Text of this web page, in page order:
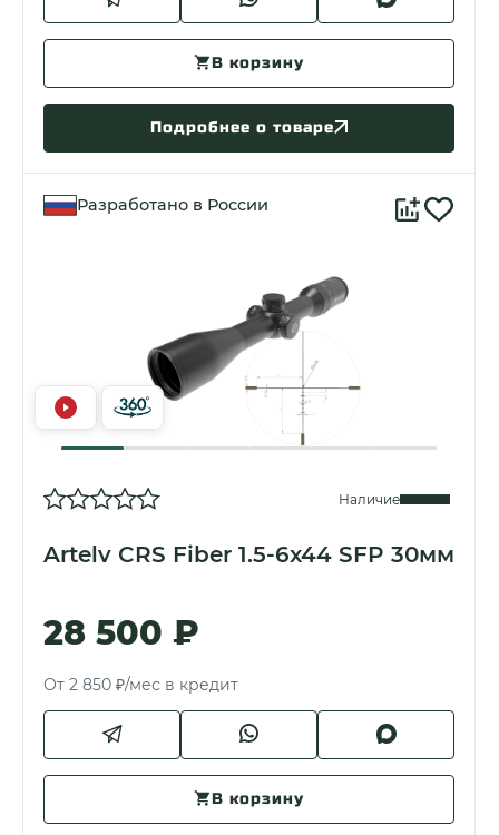
В корзину
Подробнее о товаре
Разработано в России
Наличие
Artelv CRS Fiber 1.5-6x44 SFP 30мм
28 500 ₽
От 2 850 ₽/мес в кредит
В корзину